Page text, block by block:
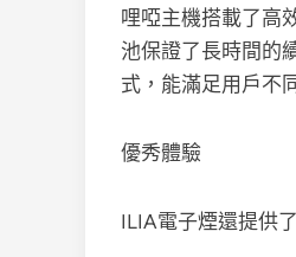
哩啞主機搭載了高
池保證了長時間的
式，能滿足用戶不
優秀體驗
ILIA電子煙還提供